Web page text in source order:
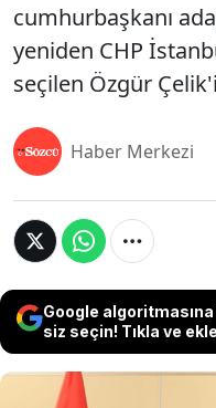
cumhurbaşkanı
yeniden CHP
seçilen Özgür
Haber Merkezi
Google algoritmasına
siz seçin! Tıkla ve ekle